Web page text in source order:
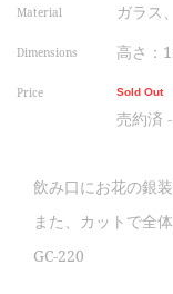
Material ガラス
Dimensions 高さ：
Price Sold Out
売約済
飲み口にお花の銀
また、カットで全
GC-220